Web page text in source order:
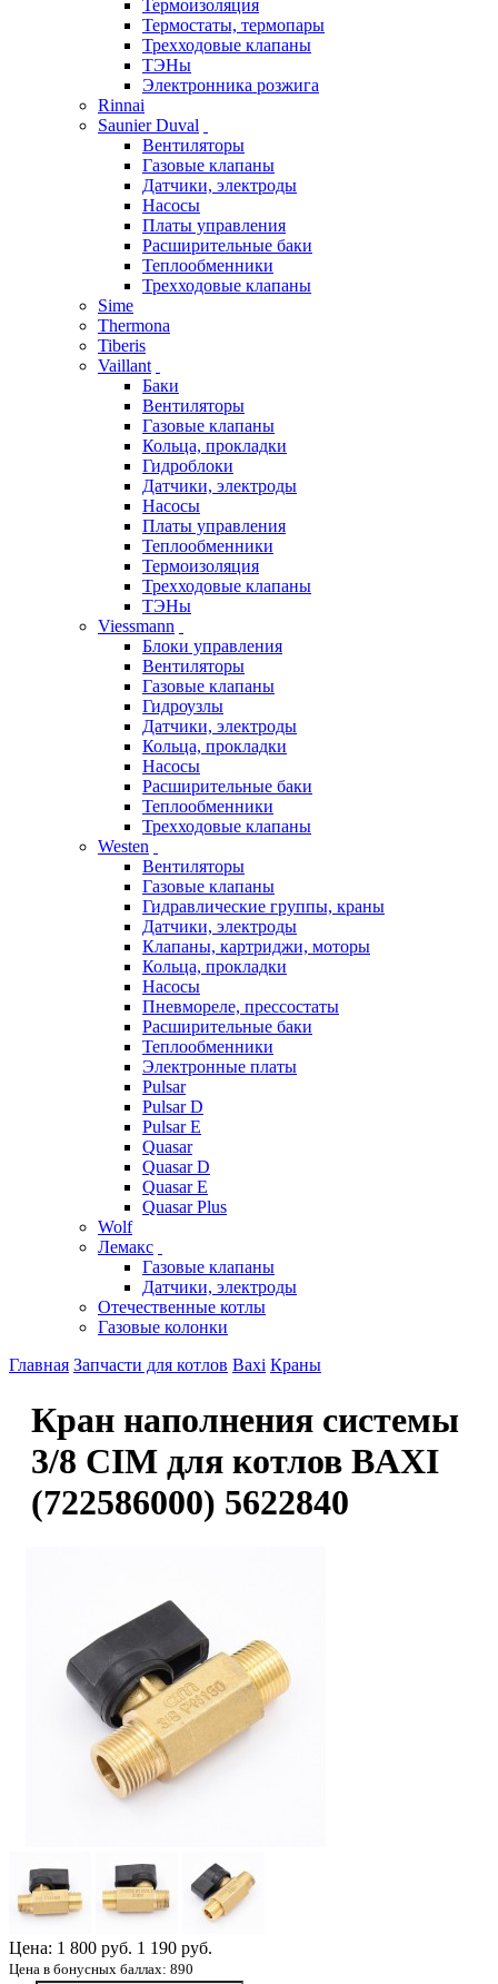
Термоизоляция
Термостаты, термопары
Трехходовые клапаны
ТЭНы
Электронника розжига
Rinnai
Saunier Duval
Вентиляторы
Газовые клапаны
Датчики, электроды
Насосы
Платы управления
Расширительные баки
Теплообменники
Трехходовые клапаны
Sime
Thermona
Tiberis
Vaillant
Баки
Вентиляторы
Газовые клапаны
Кольца, прокладки
Гидроблоки
Датчики, электроды
Насосы
Платы управления
Теплообменники
Термоизоляция
Трехходовые клапаны
ТЭНы
Viessmann
Блоки управления
Вентиляторы
Газовые клапаны
Гидроузлы
Датчики, электроды
Кольца, прокладки
Насосы
Расширительные баки
Теплообменники
Трехходовые клапаны
Westen
Вентиляторы
Газовые клапаны
Гидравлические группы, краны
Датчики, электроды
Клапаны, картриджи, моторы
Кольца, прокладки
Насосы
Пневмореле, прессостаты
Расширительные баки
Теплообменники
Электронные платы
Pulsar
Pulsar D
Pulsar E
Quasar
Quasar D
Quasar E
Quasar Plus
Wolf
Лемакс
Газовые клапаны
Датчики, электроды
Отечественные котлы
Газовые колонки
Главная Запчасти для котлов Baxi Краны
Кран наполнения системы
3/8 CIM для котлов BAXI
(722586000) 5622840
Цена: 1 800 руб. 1 190 руб.
Цена в бонусных баллах: 890